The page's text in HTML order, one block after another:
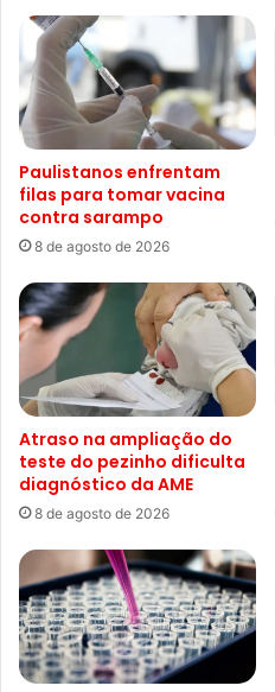
Paulistanos enfrentam
filas para tomar vacina
contra sarampo
8 de agosto de 2026
Atraso na ampliação do
teste do pezinho dificulta
diagnóstico da AME
8 de agosto de 2026